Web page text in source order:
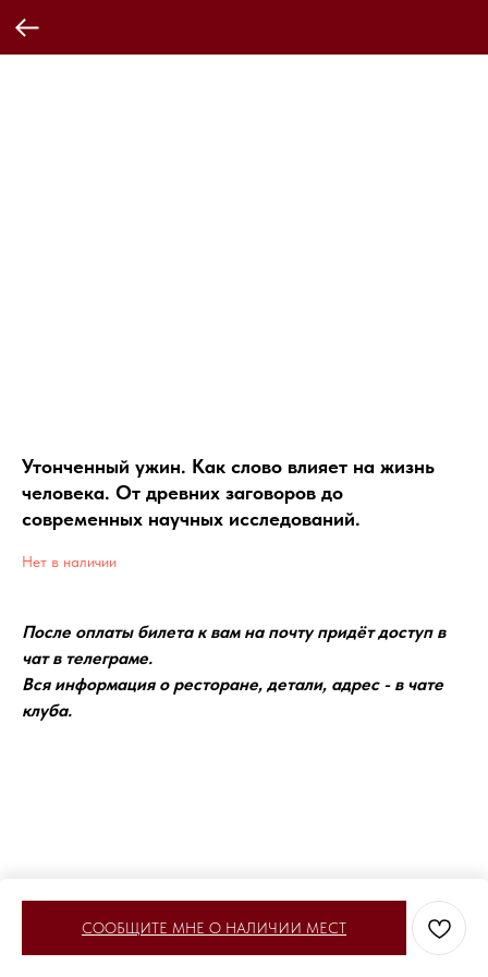
Утонченный ужин. Как слово влияет на жизнь
человека. От древних заговоров до
современных научных исследований.
Нет в наличии
СООБЩИТЕ МНЕ О НАЛИЧИИ МЕСТ
После оплаты билета к вам на почту придёт доступ в
чат в телеграме.
Вся информация о ресторане, детали, адрес - в чате
клуба.